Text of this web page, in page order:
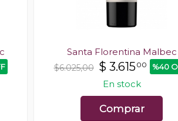
Santa Florentina Malbec
$6.025,00 $ 3.61500 %40
En stock
Comprar